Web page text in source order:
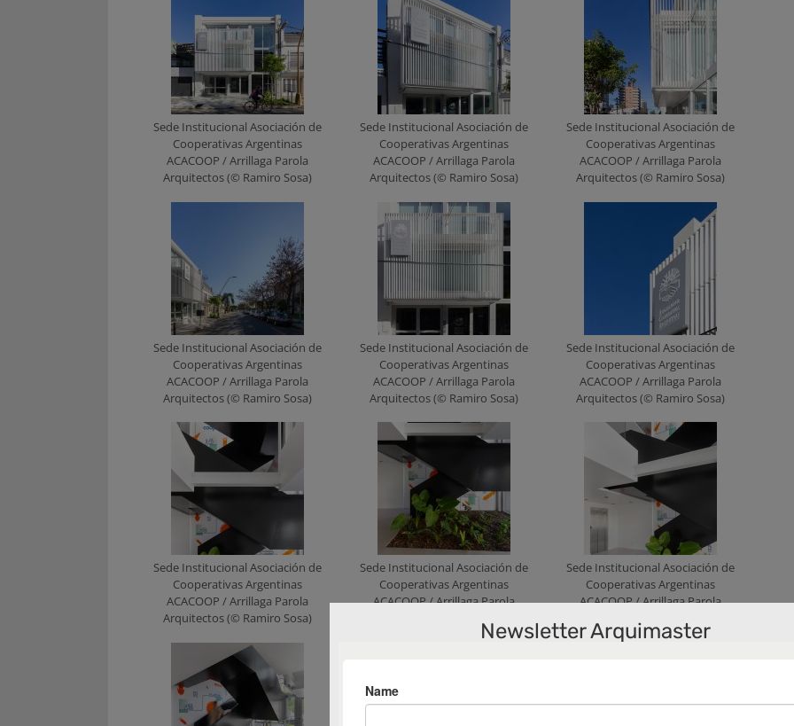
Sede Institucional Asociación de
Cooperativas Argentinas
ACACOOP / Arrillaga Parola
Arquitectos (© Ramiro Sosa)
Sede Institucional Asociación de
Cooperativas Argentinas
ACACOOP / Arrillaga Parola
Arquitectos (© Ramiro Sosa)
Sede Institucional Asociación de
Cooperativas Argentinas
ACACOOP / Arrillaga Parola
Arquitectos (© Ramiro Sosa)
Sede Institucional Asociación de
Cooperativas Argentinas
ACACOOP / Arrillaga Parola
Arquitectos (© Ramiro Sosa)
Sede Institucional Asociación de
Cooperativas Argentinas
ACACOOP / Arrillaga Parola
Arquitectos (© Ramiro Sosa)
Sede Institucional Asociación de
Cooperativas Argentinas
ACACOOP / Arrillaga Parola
Arquitectos (© Ramiro Sosa)
Sede Institucional Asociación de
Cooperativas Argentinas
ACACOOP / Arrillaga Parola
Arquitectos (© Ramiro Sosa)
Sede Institucional Asociación de
Cooperativas Argentinas
ACACOOP / Arrillaga Parola
Sede Institucional Asociación de
Cooperativas Argentinas
ACACOOP / Arrillaga Parola
Newsletter Arquimaster